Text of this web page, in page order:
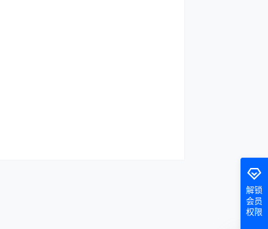
解锁
会员
权限